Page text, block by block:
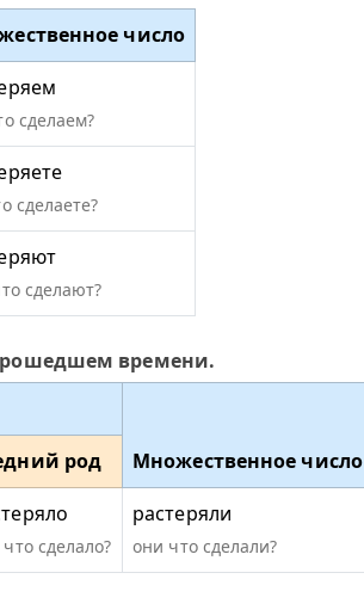
число
сделаем?
сделаете?
сделают?
времени.
Множественное число
род
сделало?
растеряли
они что сделали?